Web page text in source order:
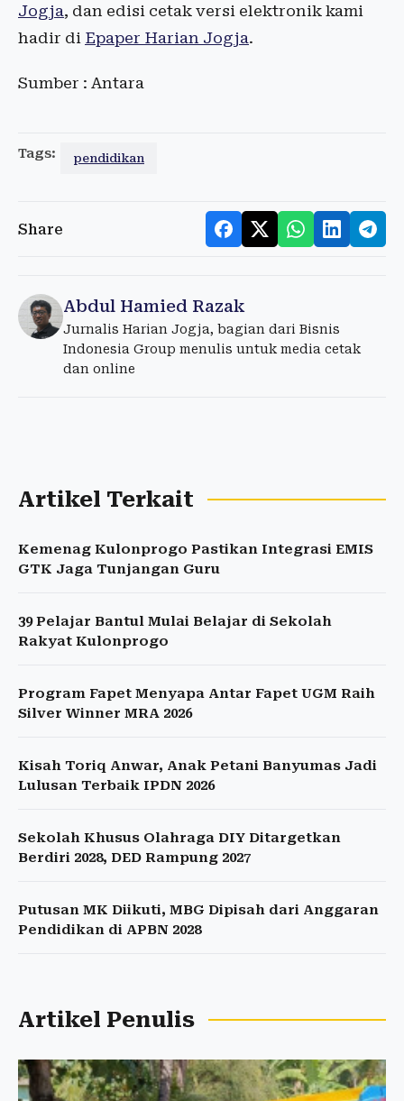
Jogja, dan edisi cetak versi elektronik kami
hadir di Epaper Harian Jogja.
Sumber : Antara
Tags: pendidikan
Share
Abdul Hamied Razak
Jurnalis Harian Jogja, bagian dari Bisnis
Indonesia Group menulis untuk media cetak
dan online
Artikel Terkait
Kemenag Kulonprogo Pastikan Integrasi EMIS
GTK Jaga Tunjangan Guru
39 Pelajar Bantul Mulai Belajar di Sekolah
Rakyat Kulonprogo
Program Fapet Menyapa Antar Fapet UGM Raih
Silver Winner MRA 2026
Kisah Toriq Anwar, Anak Petani Banyumas Jadi
Lulusan Terbaik IPDN 2026
Sekolah Khusus Olahraga DIY Ditargetkan
Berdiri 2028, DED Rampung 2027
Putusan MK Diikuti, MBG Dipisah dari Anggaran
Pendidikan di APBN 2028
Artikel Penulis